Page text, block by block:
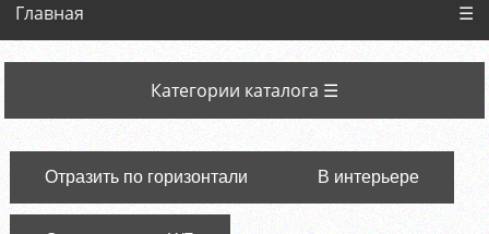
Главная ☰
Категории каталога ☰
Отразить по горизонтали В интерьере